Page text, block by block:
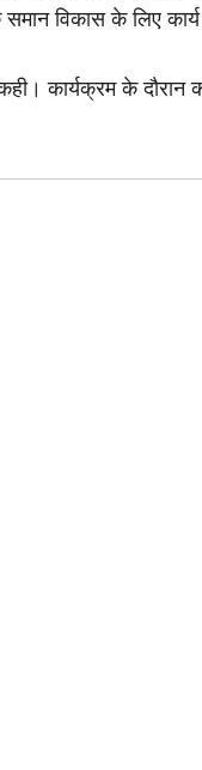
विकास के लिए
कार्यक्रम के